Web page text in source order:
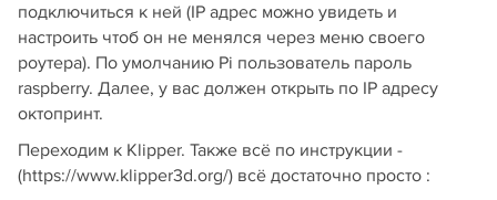
подключиться к ней (IP адрес можно увидеть и
настроить чтоб он не менялся через меню своего
роутера). По умолчанию Pi пользователь пароль
raspberry. Далее, у вас должен открыть по IP адресу
октопринт.
Переходим к Klipper. Также всё по инструкции -
(https://www.klipper3d.org/) всё достаточно просто :